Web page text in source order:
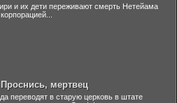
и их дети переживают смерть Нетейама
мертвец
переводят в старую церковь в штате